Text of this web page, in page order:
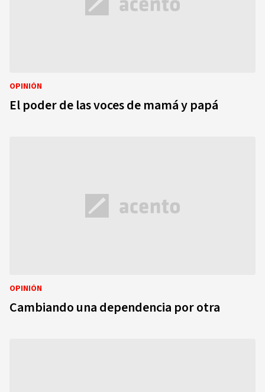
OPINIÓN
El poder de las voces de mamá y papá
OPINIÓN
Cambiando una dependencia por otra